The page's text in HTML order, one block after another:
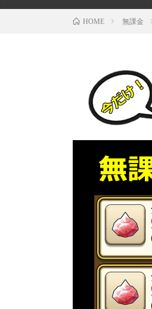
HOME 無課金